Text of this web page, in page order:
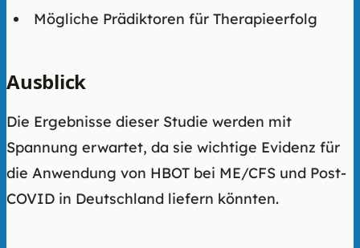
Mögliche Prädiktoren für Therapieerfolg
Ausblick
Die Ergebnisse dieser Studie werden mit
Spannung erwartet, da sie wichtige Evidenz für
die Anwendung von HBOT bei ME/CFS und Post-
COVID in Deutschland liefern könnten.